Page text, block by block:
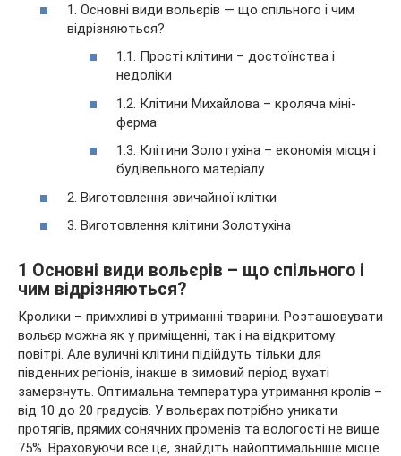
1. Основні види вольєрів — що спільного і чим
відрізняються?
1.1. Прості клітини – достоїнства і
недоліки
1.2. Клітини Михайлова – кроляча міні-
ферма
1.3. Клітини Золотухіна – економія місця і
будівельного матеріалу
2. Виготовлення звичайної клітки
3. Виготовлення клітини Золотухіна
1 Основні види вольєрів – що спільного і
чим відрізняються?
Кролики – примхливі в утриманні тварини. Розташовувати
вольєр можна як у приміщенні, так і на відкритому
повітрі. Але вуличні клітини підійдуть тільки для
південних регіонів, інакше в зимовий період вухаті
замерзнуть. Оптимальна температура утримання кролів –
від 10 до 20 градусів. У вольєрах потрібно уникати
протягів, прямих сонячних променів та вологості не вище
75%. Враховуючи все це, знайдіть найоптимальніше місце